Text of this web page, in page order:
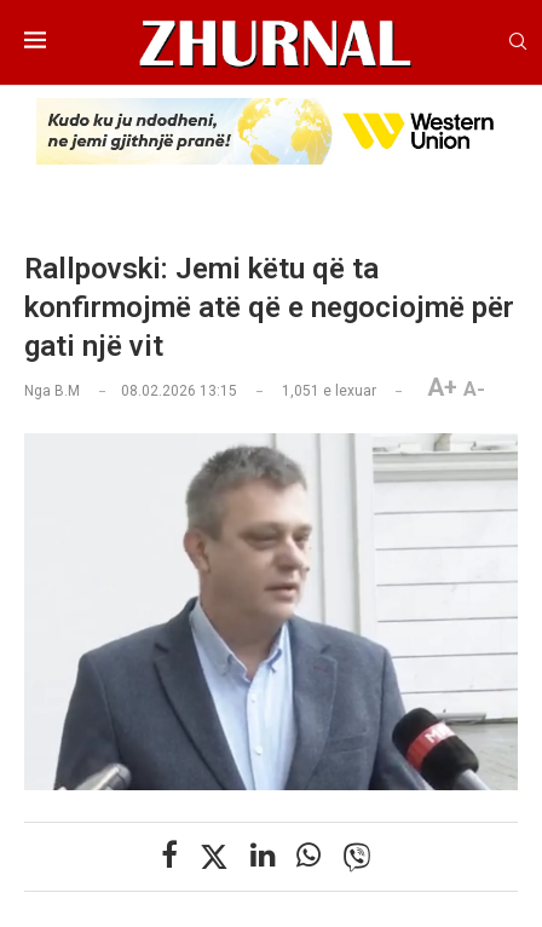
Rallpovski: Jemi këtu që ta
konfirmojmë atë që e negociojmë për
gati një vit
Nga B.M 08.02.2026 13:15 1,051 e lexuar A+ A-